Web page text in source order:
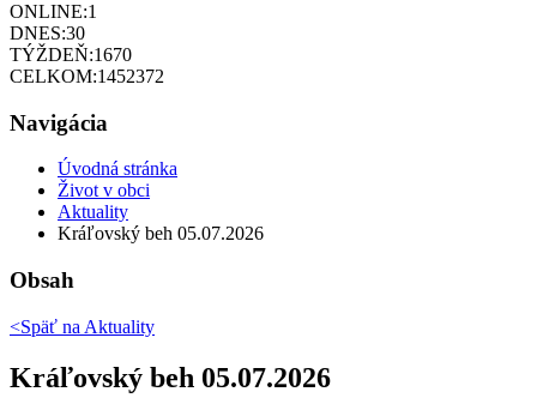
ONLINE:1
DNES:30
TÝŽDEŇ:1670
CELKOM:1452372
Navigácia
Úvodná stránka
Život v obci
Aktuality
Kráľovský beh 05.07.2026
Obsah
<Späť na Aktuality
Kráľovský beh 05.07.2026